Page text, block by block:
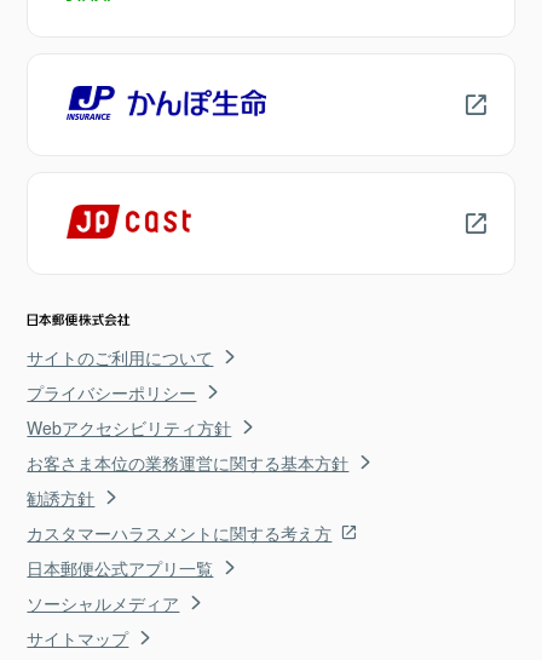
サイトのご利用について
プライバシーポリシー
Webアクセシビリティ方針
お客さま本位の業務運営に関する基本方針
勧誘方針
カスタマーハラスメントに関する考え方
日本郵便公式アプリ一覧
ソーシャルメディア
サイトマップ